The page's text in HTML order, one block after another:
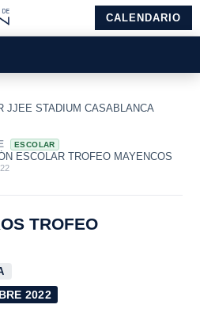
CALENDARIO
JJEE STADIUM CASABLANCA
ESCOLAR
ESCOLAR TROFEO MAYENCOS
TROFEO
2022